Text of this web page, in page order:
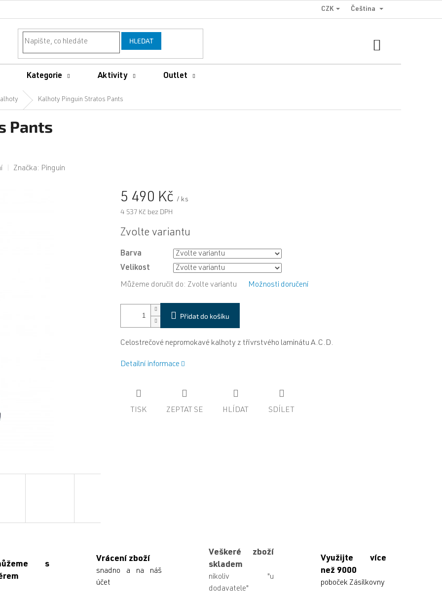
CZK Čeština
HLEDAT
Kategorie Aktivity Outlet
Kalhoty Pinguin Stratos Pants
Pants
Značka: Pinguin
5 490 Kč / ks
4 537 Kč bez DPH
Měrná
Zvolte variantu
Barva
Velikost
Můžeme doručit do: Zvolte variantu Možnosti doručení
Přidat do košíku
Celostrečové nepromokavé kalhoty z třívrstvého laminátu A.C.D.
Detailní informace
TISK ZEPTAT SE HLÍDAT SDÍLET
s
Vrácení zboží
snadno a na náš
účet
Veškeré zboží
skladem
nikoliv "u
dodavatele"
Využijte více
než 9000
poboček Zásilkovny